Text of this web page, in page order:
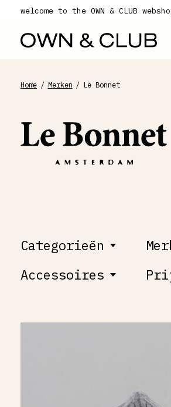
welcome to the OWN & CLUB
Home / Merken / Le Bonnet
LE
Categorieën
Accessoires